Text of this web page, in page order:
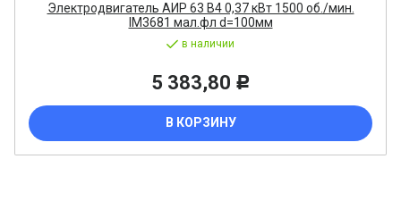
Электродвигатель АИР 63 В4 0,37 кВт 1500 об./мин.
IM3681 мал.фл d=100мм
в наличии
5 383,80 Р
В КОРЗИНУ